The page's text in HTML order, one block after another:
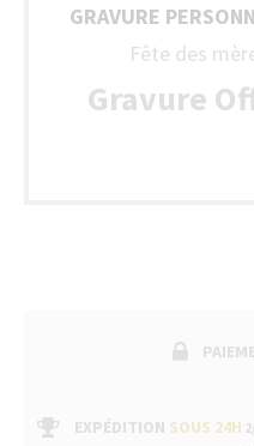
GRAVURE
Fête des
Gravure
EXPÉDITION SOUS 24H